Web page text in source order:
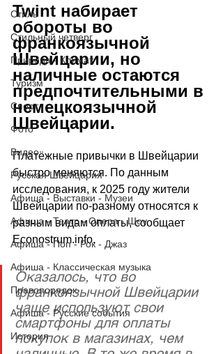
Стиль
Стильный четверг
Природа - Климат
Туризм
Спорт
Фото
Видео
Русская Швейцария
Афиша - Выставки - Музеи
Афиша - Театр - Опера - Шоу
Афиша - Поп - Рок - Джаз
Афиша - Классическая музыка
Правопорядок
Афиша - Русские события
История
Twint набирает
обороты во
франкоязычной
Швейцарии, но
наличные остаются
предпочтительными в
немецкоязычной
Швейцарии.
Платёжные привычки в Швейцарии
быстро меняются. По данным
исследования, к 2025 году жители
Швейцарии по-разному относятся к
разным видам оплаты, сообщает
Econostrum.info.
Оказалось, что во
франкоязычной Швейцарии
чаще используют свои
смартфоны для оплаты
покупок в магазинах, чем